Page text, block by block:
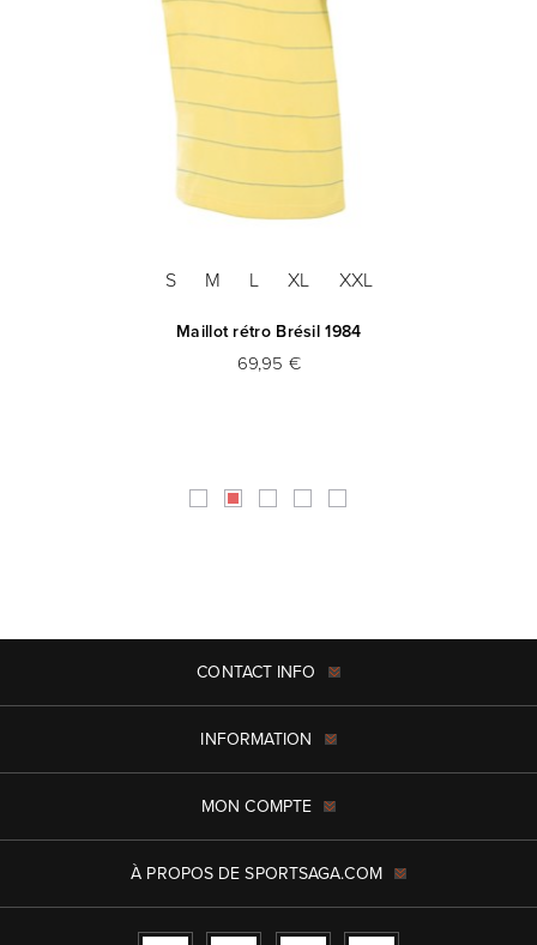
S M L XL XXL
Maillot rétro Brésil 1984
69,95 €
CONTACT INFO
INFORMATION
MON COMPTE
À PROPOS DE SPORTSAGA.COM